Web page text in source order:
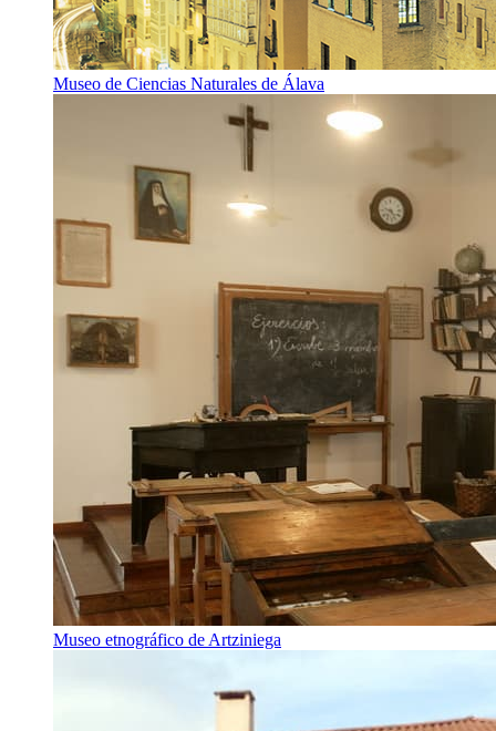
Museo de Ciencias Naturales de Álava
Museo etnográfico de Artziniega